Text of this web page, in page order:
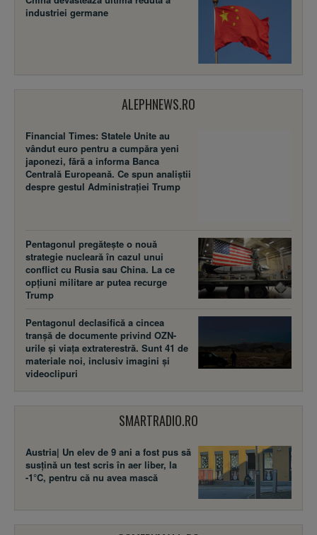
industriei germane
ALEPHNEWS.RO
Financial Times: Statele Unite au
vândut euro pentru a cumpăra yeni
japonezi, fără a informa Banca
Centrală Europeană. Ce spun analiștii
despre gestul Administrației Trump
conflict cu Rusia sau China. La ce
opțiuni militare ar putea recurge
Trump
Pentagonul declasifică a cincea
urile și viața extraterestră. Sunt 41 de
materiale noi, inclusiv imagini și
videoclipuri
Austria| Un elev de 9 ani a fost pus să
-1°C, pentru că nu avea mască